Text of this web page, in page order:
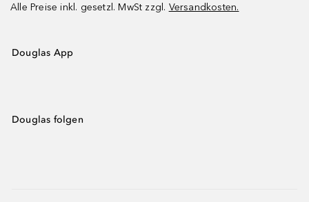
Alle Preise inkl. gesetzl. MwSt zzgl. Versandkosten.
Douglas App
Douglas folgen